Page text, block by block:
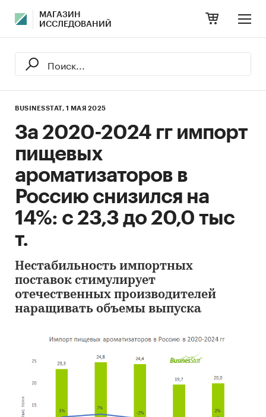
МАГАЗИН
ИССЛЕДОВАНИЙ
BUSINESSTAT, 1 МАЯ 2025
За 2020-2024 гг импорт
пищевых
ароматизаторов в
Россию снизился на
14%: с 23,3 до 20,0 тыс
т.
Нестабильность импортных
поставок стимулирует
отечественных производителей
наращивать объемы выпуска